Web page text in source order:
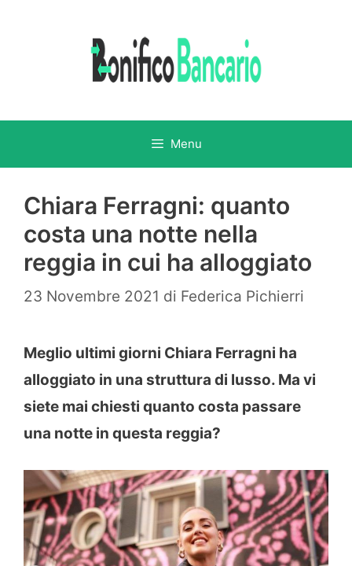
Menu
Chiara Ferragni: quanto
costa una notte nella
reggia in cui ha alloggiato
23 Novembre 2021 di Federica Pichierri
Meglio ultimi giorni Chiara Ferragni ha
alloggiato in una struttura di lusso. Ma vi
siete mai chiesti quanto costa passare
una notte in questa reggia?